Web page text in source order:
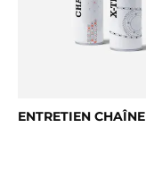
ENTRETIEN CHAÎNE